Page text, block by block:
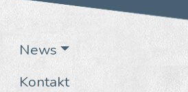
News
Kontakt